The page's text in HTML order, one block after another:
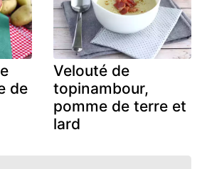
de
Velouté de
topinambour,
pomme de terre et
lard